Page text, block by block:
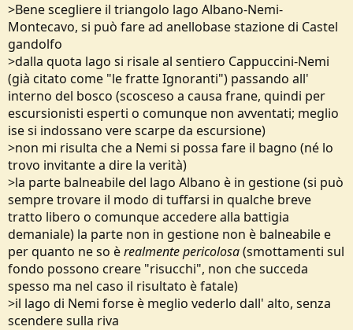
>Bene scegliere il triangolo lago Albano-Nemi-
Montecavo, si può fare ad anellobase stazione di Castel
gandolfo
>dalla quota lago si risale al sentiero Cappuccini-Nemi
(già citato come "le fratte Ignoranti") passando all'
interno del bosco (scosceso a causa frane, quindi per
escursionisti esperti o comunque non avventati; meglio
ise si indossano vere scarpe da escursione)
>non mi risulta che a Nemi si possa fare il bagno (né lo
trovo invitante a dire la verità)
>la parte balneabile del lago Albano è in gestione (si può
sempre trovare il modo di tuffarsi in qualche breve
tratto libero o comunque accedere alla battigia
demaniale) la parte non in gestione non è balneabile e
per quanto ne so èrealmente pericolosa(smottamenti sul
fondo possono creare "risucchi", non che succeda
spesso ma nel caso il risultato è fatale)
>il lago di Nemi forse è meglio vederlo dall' alto, senza
scendere sulla riva